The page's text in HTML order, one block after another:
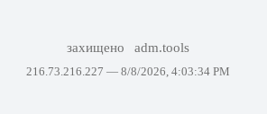
захищено adm.tools
216.73.216.227 — 8/8/2026, 4:03:34 PM